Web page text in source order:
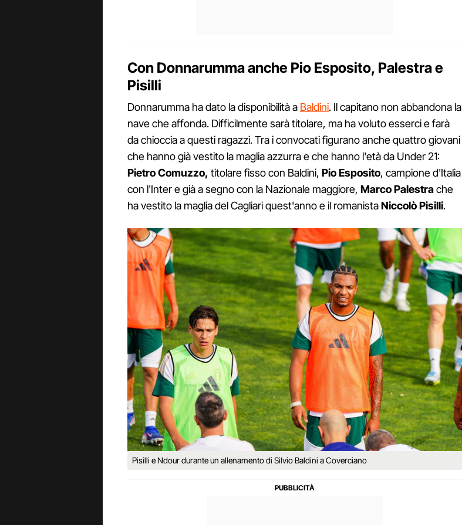
Con Donnarumma anche Pio Esposito, Palestra e
Pisilli
Donnarumma ha dato la disponibilità a Baldini. Il capitano non abbandona la
nave che affonda. Difficilmente sarà titolare, ma ha voluto esserci e farà
da chioccia a questi ragazzi. Tra i convocati figurano anche quattro giovani
che hanno già vestito la maglia azzurra e che hanno l'età da Under 21:
Pietro Comuzzo, titolare fisso con Baldini, Pio Esposito, campione d'Italia
con l'Inter e già a segno con la Nazionale maggiore, Marco Palestrache
ha vestito la maglia del Cagliari quest'anno e il romanistaNiccolò Pisilli.
Pisilli e Ndour durante un allenamento di Silvio Baldini a Coverciano